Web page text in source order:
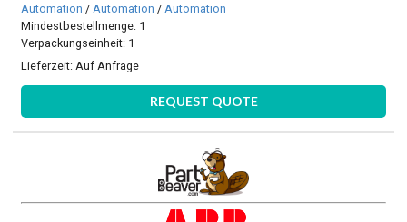
Automation / Automation / Automation
Mindestbestellmenge: 1
Verpackungseinheit: 1
Lieferzeit: Auf Anfrage
REQUEST QUOTE